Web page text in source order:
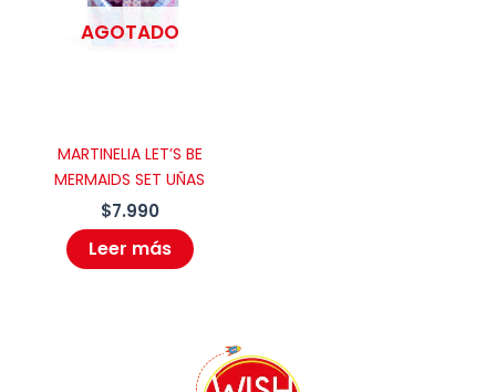
AGOTADO
MARTINELIA LET’S BE
MERMAIDS SET UÑAS
$7.990
Leer más